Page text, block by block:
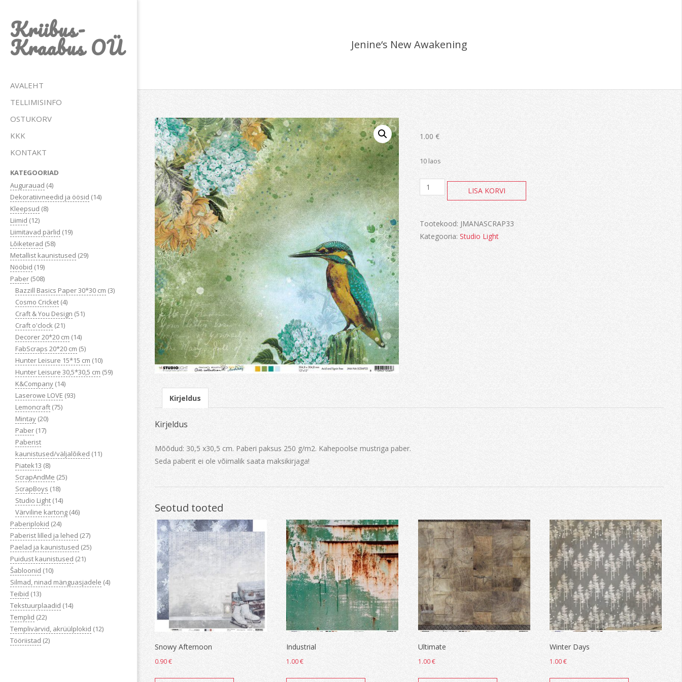
content
Kriibus-
Kraabus OÜ
Primary
Menu
AVALEHT
TELLIMISINFO
OSTUKORV
KKK
KONTAKT
KATEGOORIAD
Augurauad (4)
Dekoratiivneedid ja öösid (14)
Kleepsud (8)
Liimid (12)
Liimitavad pärlid (19)
Lõiketerad (58)
Metallist kaunistused (29)
Nööbid (19)
Paber (508)
Bazzill Basics Paper 30*30 cm (3)
Cosmo Cricket (4)
Craft & You Design (51)
Craft o'clock (21)
Decorer 20*20 cm (14)
FabScraps 20*20 cm (5)
Hunter Leisure 15*15 cm (10)
Hunter Leisure 30,5*30,5 cm (59)
K&Company (14)
Laserowe LOVE (93)
Lemoncraft (75)
Mintay (20)
Paber (17)
Paberist
kaunistused/väljalõiked (11)
Piatek13 (8)
ScrapAndMe (25)
ScrapBoys (18)
Studio Light (14)
Värviline kartong (46)
Paberiplokid (24)
Paberist lilled ja lehed (27)
Paelad ja kaunistused (25)
Puidust kaunistused (21)
Šabloonid (10)
Silmad, ninad mänguasjadele (4)
Teibid (13)
Tekstuurplaadid (14)
Templid (22)
Templivärvid, akrüülplokid (12)
Tööriistad (2)
Jenine‘s New Awakening
1.00 €
10 laos
Jenine‘s
New
Awakening
LISA KORVI
Tootekood: JMANASCRAP33
Kategooria: Studio Light
Kirjeldus
Kirjeldus
Mõõdud: 30,5 x30,5 cm. Paberi paksus 250 g/m2. Kahepoolse mustriga paber.
Seda paberit ei ole võimalik saata maksikirjaga!
Seotud tooted
Snowy Afternoon
0.90€
Industrial
1.00€
Ultimate
1.00€
Winter Days
1.00€